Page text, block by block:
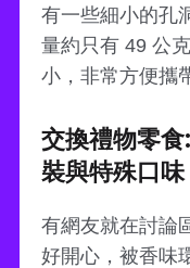
有一些細小的孔
量約只有 49 公
小，非常方便攜
交換禮物零
裝與特殊口味
有網友就在討論
好開心，被香味